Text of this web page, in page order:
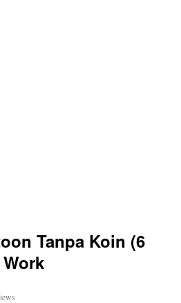
Tanpa Koin (6